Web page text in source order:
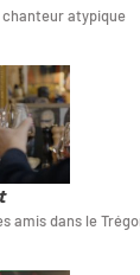
atypique
amis dans le